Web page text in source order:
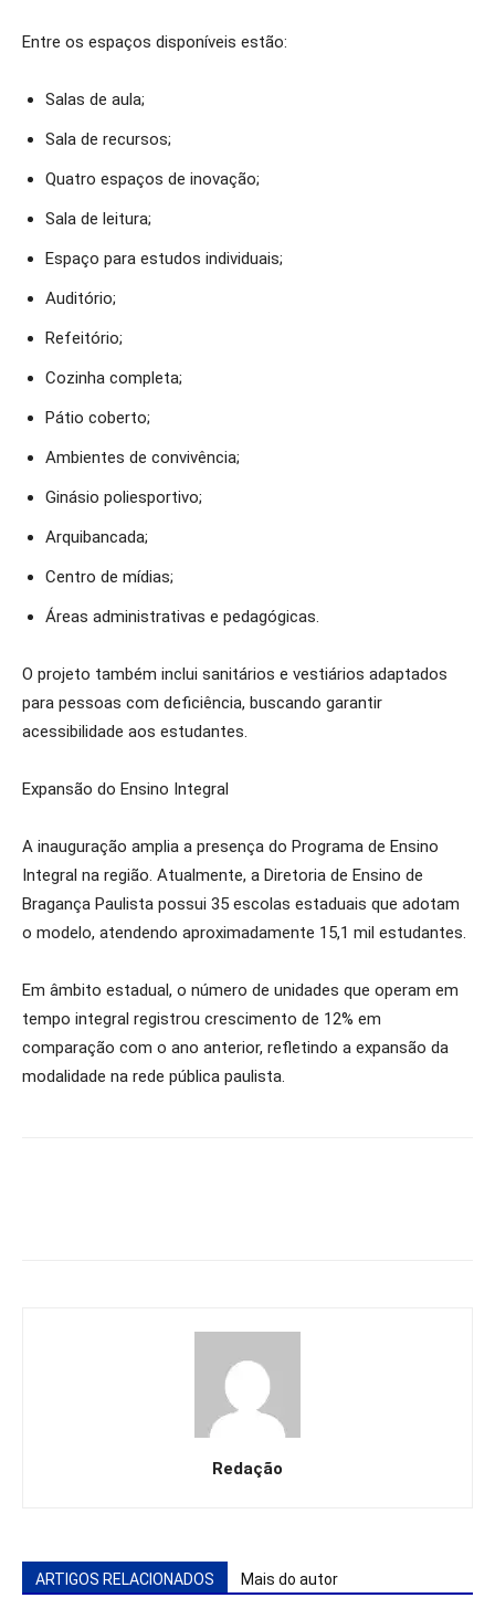
Entre os espaços disponíveis estão:
Salas de aula;
Sala de recursos;
Quatro espaços de inovação;
Sala de leitura;
Espaço para estudos individuais;
Auditório;
Refeitório;
Cozinha completa;
Pátio coberto;
Ambientes de convivência;
Ginásio poliesportivo;
Arquibancada;
Centro de mídias;
Áreas administrativas e pedagógicas.
O projeto também inclui sanitários e vestiários adaptados
para pessoas com deficiência, buscando garantir
acessibilidade aos estudantes.
Expansão do Ensino Integral
A inauguração amplia a presença do Programa de Ensino
Integral na região. Atualmente, a Diretoria de Ensino de
Bragança Paulista possui 35 escolas estaduais que adotam
o modelo, atendendo aproximadamente 15,1 mil estudantes.
Em âmbito estadual, o número de unidades que operam em
tempo integral registrou crescimento de 12% em
comparação com o ano anterior, refletindo a expansão da
modalidade na rede pública paulista.
Redação
ARTIGOS RELACIONADOS Mais do autor